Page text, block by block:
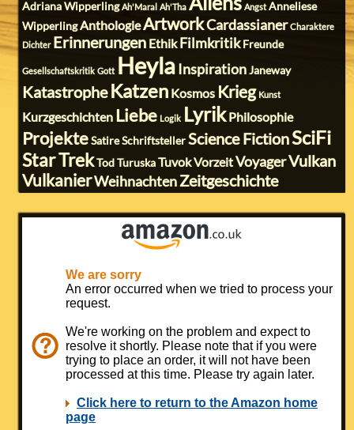
Adriana Wipperling Ah'Maral Ah'Tha Angst Anneliese
WipperlingAnthologieArtworkCardassianer Charaktere
Dichter Erinnerungen EthikFilmkritik Freunde
Gesellschaftskritik Gott HeylaInspiration Janeway
Katastrophe Katzen Kosmos Krieg Kunst
Kurzgeschichten Liebe Logik LyrikPhilosophie
Projekte SatireSchriftsteller Science FictionSciFi
Star TrekTod Turuska TuvokVorzeitVoyagerVulkan
VulkanierWeihnachtenZeitgeschichte